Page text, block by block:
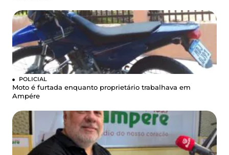
POLICIAL
Moto é furtada enquanto proprietário trabalhava em
Ampére